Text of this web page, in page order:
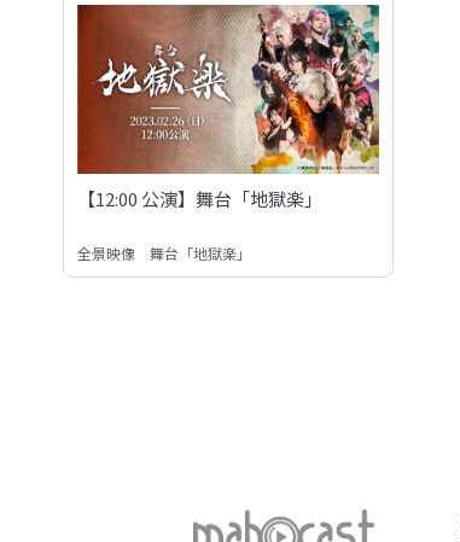
【12:00 公演】舞台「地獄楽」
全景映像 舞台「地獄楽」